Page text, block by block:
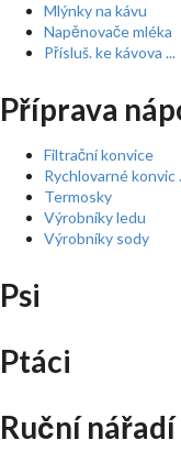
Mlýnky na kávu
Napěnovače mléka
Přísluš. ke kávova ...
Příprava
Filtrační konvice
Rychlovarné konvic
Termosky
Výrobníky ledu
Výrobníky sody
Psi
Ptáci
Ruční nářadí